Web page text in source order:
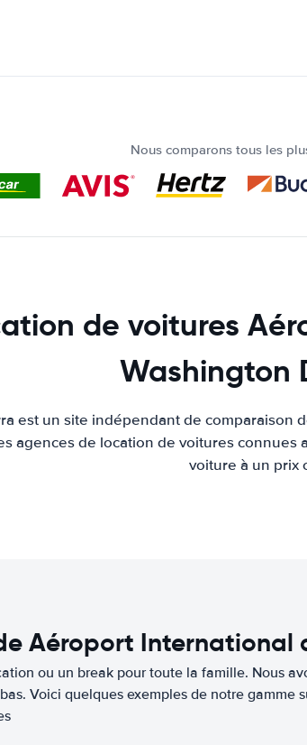
Nous comparons tous les
de voitures
Washington
est un site indépendant de comparaison
agences de location de voitures
voiture à un prix
Aéroport International
ou un break pour toute la famille. Nous
Voici quelques exemples de notre gamme